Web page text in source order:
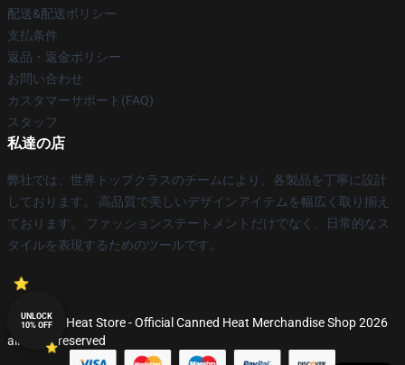
配送&配送ポリシー
支払条件
返品・返金ポリシー
お問い合わせ
カスタマーサポート(FAQ)
スタッフ
私達の店
弊社では、世界トップクラスのチームにより、各製品を丁寧に設計
しております。 高品質で美しいデザインアイテムを幅広く取り揃え
ております。 ファッションステートメントだけでなく、日常的なス
タイルを表現するためのツールです。
© Canned Heat Store - Official Canned Heat Merchandise Shop 2026
all rights reserved
UNLOCK
10% OFF